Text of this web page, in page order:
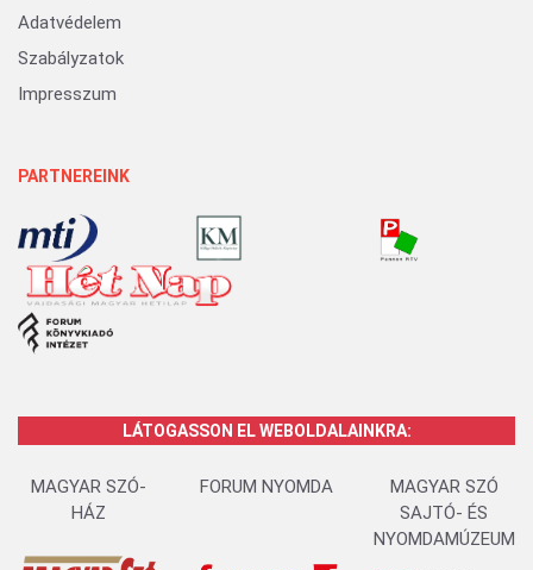
Adatvédelem
Szabályzatok
Impresszum
PARTNEREINK
LÁTOGASSON EL WEBOLDALAINKRA:
MAGYAR SZÓ-
HÁZ
FORUM NYOMDA
MAGYAR SZÓ
SAJTÓ- ÉS
NYOMDAMÚZEUM